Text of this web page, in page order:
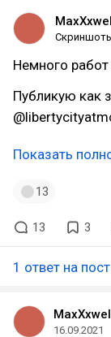
Немного
Публикую как
Показать
13
13 3
1 ответ на пост
16.09.2021